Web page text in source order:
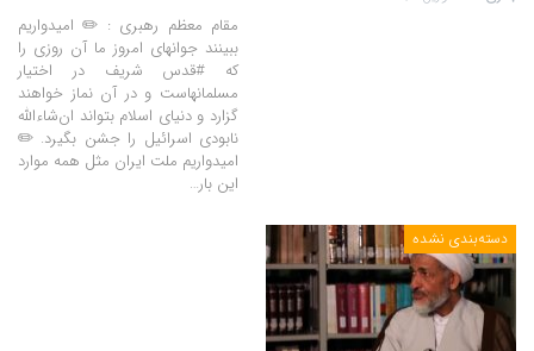
مقام معظم رهبری : ✏️ امیدواریم
ببینند جوانهای امروز ما آن روزی را
که #قدس شریف در اختیار
مسلمانهاست و در آن نماز خواهند
گزارد و دنیای اسلام بتواند ان‌شاء‌اللّه
نابودی اسرائیل را جشن بگیرد. ✏️
امیدواریم ملت ایران مثل همه موارد
این بار…
دسته‌بندی نشده